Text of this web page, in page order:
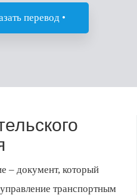
– документ, который
транспортным